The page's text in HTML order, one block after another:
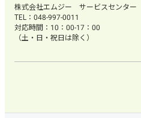
株式会社エムジー サービスセンター
TEL：048-997-0011
対応時間：10：00-17：00
（土・日・祝日は除く）